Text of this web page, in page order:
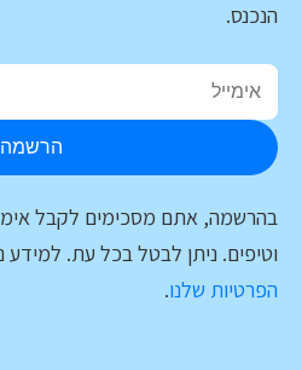
הנכנס.
הרשמה
בהרשמה, אתם מסכימים לקבל
וטיפים. ניתן לבטל בכל עת. למידע
הפרטיות שלנו.